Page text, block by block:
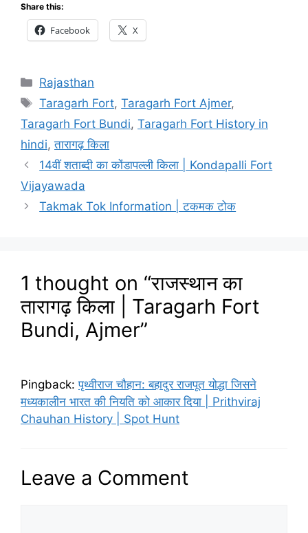
Share this:
Facebook X
Categories
Rajasthan
Tags
Taragarh Fort,Taragarh Fort Ajmer,
Taragarh Fort Bundi, Taragarh Fort History in
hindi,तारागढ़ किला
14वीं शताब्दी का कोंडापल्ली किला | Kondapalli Fort
Vijayawada
Takmak Tok Information | टकमक टोक
1 thought on “राजस्थान का
तारागढ़ किला | Taragarh Fort
Bundi, Ajmer”
Pingback:पृथ्वीराज चौहान: बहादुर राजपूत योद्धा जिसने
मध्यकालीन भारत की नियति को आकार दिया | Prithviraj
Chauhan History | Spot Hunt
Leave a Comment